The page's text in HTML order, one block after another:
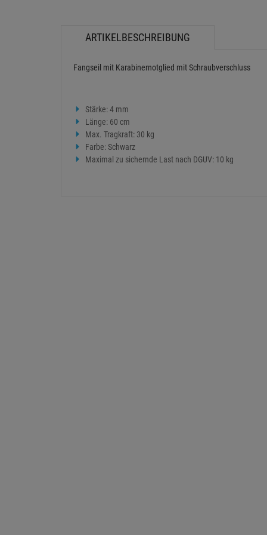
ARTIKELBESCHREIBUNG
Fangseil mit Karabinernotglied mit Schraubverschluss
Stärke: 4 mm
Länge: 60 cm
Max. Tragkraft: 30 kg
Farbe: Schwarz
Maximal zu sichernde Last nach DGUV: 10 kg